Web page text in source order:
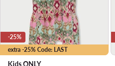
extra -25% Code: LAST
-25%
Kids ONLY